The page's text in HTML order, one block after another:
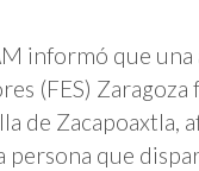
informó que una
(FES)
de Zacapoaxtla,
persona que